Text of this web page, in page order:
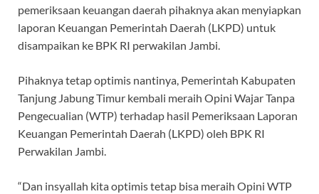
pemeriksaan keuangan daerah pihaknya akan menyiapkan
laporan Keuangan Pemerintah Daerah (LKPD) untuk
disampaikan ke BPK RI perwakilan Jambi.
Pihaknya tetap optimis nantinya, Pemerintah Kabupaten
Tanjung Jabung Timur kembali meraih Opini Wajar Tanpa
Pengecualian (WTP) terhadap hasil Pemeriksaan Laporan
Keuangan Pemerintah Daerah (LKPD) oleh BPK RI
Perwakilan Jambi.
“Dan insyallah kita optimis tetap bisa meraih Opini WTP